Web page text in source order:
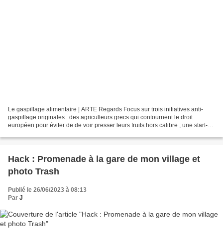
Le gaspillage alimentaire | ARTE Regards Focus sur trois initiatives anti-
gaspillage originales : des agriculteurs grecs qui contournent le droit
européen pour éviter de de voir presser leurs fruits hors calibre ; une start-up
Hack : Promenade à la gare de mon village et
photo Trash
Publié le 26/06/2023 à 08:13
Par J